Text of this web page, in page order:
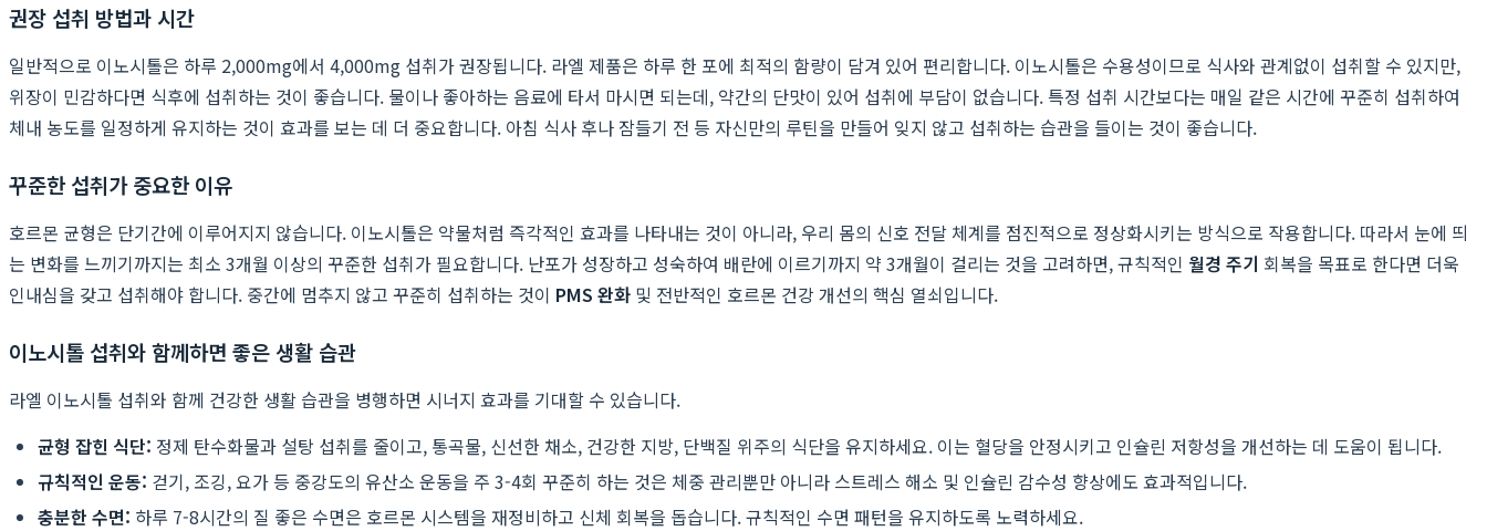
권장 섭취 방법과 시간
일반적으로 이노시톨은 하루 2,000mg에서 4,000mg 섭취가 권장됩니다. 라엘 제품은 하루 한 포에 최적의 함량이 담겨 있어 편리합니다. 이노시톨은 수용성이므로 식사와 관계없이 섭취할 수 있지만,
위장이 민감하다면 식후에 섭취하는 것이 좋습니다. 물이나 좋아하는 음료에 타서 마시면 되는데, 약간의 단맛이 있어 섭취에 부담이 없습니다. 특정 섭취 시간보다는 매일 같은 시간에 꾸준히 섭취하여
체내 농도를 일정하게 유지하는 것이 효과를 보는 데 더 중요합니다. 아침 식사 후나 잠들기 전 등 자신만의 루틴을 만들어 잊지 않고 섭취하는 습관을 들이는 것이 좋습니다.
꾸준한 섭취가 중요한 이유
호르몬 균형은 단기간에 이루어지지 않습니다. 이노시톨은 약물처럼 즉각적인 효과를 나타내는 것이 아니라, 우리 몸의 신호 전달 체계를 점진적으로 정상화시키는 방식으로 작용합니다. 따라서 눈에 띄
는 변화를 느끼기까지는 최소 3개월 이상의 꾸준한 섭취가 필요합니다. 난포가 성장하고 성숙하여 배란에 이르기까지 약 3개월이 걸리는 것을 고려하면, 규칙적인 월경 주기 회복을 목표로 한다면 더욱
인내심을 갖고 섭취해야 합니다. 중간에 멈추지 않고 꾸준히 섭취하는 것이 PMS 완화 및 전반적인 호르몬 건강 개선의 핵심 열쇠입니다.
이노시톨 섭취와 함께하면 좋은 생활 습관
라엘 이노시톨 섭취와 함께 건강한 생활 습관을 병행하면 시너지 효과를 기대할 수 있습니다.
균형 잡힌 식단: 정제 탄수화물과 설탕 섭취를 줄이고, 통곡물, 신선한 채소, 건강한 지방, 단백질 위주의 식단을 유지하세요. 이는 혈당을 안정시키고 인슐린 저항성을 개선하는 데 도움이 됩니다.
규칙적인 운동: 걷기, 조깅, 요가 등 중강도의 유산소 운동을 주 3-4회 꾸준히 하는 것은 체중 관리뿐만 아니라 스트레스 해소 및 인슐린 감수성 향상에도 효과적입니다.
충분한 수면: 하루 7-8시간의 질 좋은 수면은 호르몬 시스템을 재정비하고 신체 회복을 돕습니다. 규칙적인 수면 패턴을 유지하도록 노력하세요.